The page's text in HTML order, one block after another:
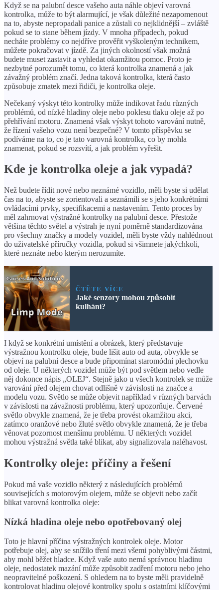
Když se na palubní desce vašeho auta náhle objeví varovná
kontrolka, může to být alarmující, je však důležité nezapomenout
na to, abyste nepropadali panice a zůstali co nejklidnější – zvláště
pokud se to stane během jízdy. V mnoha případech, pokud
necháte problémy co nejdříve prověřit vyškoleným technikem,
můžete pokračovat v jízdě. Za jiných okolností však možná
budete muset zastavit a vyhledat okamžitou pomoc. Proto je
nezbytné porozumět tomu, co která kontrolka znamená a jak
závažný problém značí. Jedna taková kontrolka, která často
způsobuje zmatek mezi řidiči, je kontrolka oleje.
Nečekaný výskyt této kontrolky může indikovat řadu různých
problémů, od nízké hladiny oleje nebo poklesu tlaku oleje až po
přehřívání motoru. Znamená však výskyt tohoto varování nutně,
že řízení vašeho vozu není bezpečné? V tomto příspěvku se
podíváme na to, co je tato varovná kontrolka, co by mohla
znamenat, pokud se rozsvítí, a jak problém vyřešit.
Kde je kontrolka oleje a jak vypadá?
Než budete řídit nové nebo neznámé vozidlo, měli byste si udělat
čas na to, abyste se zorientovali a seznámili se s jeho konkrétními
ovládacími prvky, specifikacemi a nastavením. Tento proces by
měl zahrnovat výstražné kontrolky na palubní desce. Přestože
většina těchto světel a výstrah je nyní poměrně standardizována
pro všechny značky a modely vozidel, měli byste vždy nahlédnout
do uživatelské příručky vozidla, pokud si všimnete jakýchkoli,
které neznáte nebo kterým nerozumíte.
ČTĚTE VÍCE
Jaké senzory mohou způsobit
kulhání?
I když se konkrétní umístění a obrázek, který představuje
výstražnou kontrolku oleje, bude lišit auto od auta, obvykle se
objeví na palubní desce a bude připomínat staromódní plechovku
od oleje. U některých vozidel může být pod světlem nebo vedle
něj dokonce nápis „OLEJ“. Stejně jako u všech kontrolek se může
varování před olejem chovat odlišně v závislosti na značce a
modelu vozu. Světlo se může objevit například v různých barvách
v závislosti na závažnosti problému, který upozorňuje. Červené
světlo obvykle znamená, že je třeba provést okamžitou akci,
zatímco oranžové nebo žluté světlo obvykle znamená, že je třeba
věnovat pozornost menšímu problému. U některých vozidel
mohou výstražná světla také blikat, aby signalizovala naléhavost.
Kontrolky oleje: příčiny a řešení
Pokud má vaše vozidlo některý z následujících problémů
souvisejících s motorovým olejem, může se objevit nebo začít
blikat varovná kontrolka oleje:
Nízká hladina oleje nebo opotřebovaný olej
Toto je hlavní příčina výstražných kontrolek oleje. Motor
potřebuje olej, aby se snížilo tření mezi všemi pohyblivými částmi,
aby mohl běžet hladce. Když vaše auto nemá správnou hladinu
oleje, nedostatek mazání může způsobit zadření motoru nebo jeho
neopravitelné poškození. S ohledem na to byste měli pravidelně
kontrolovat hladinu olejové kontrolky spolu s ostatními klíčovými